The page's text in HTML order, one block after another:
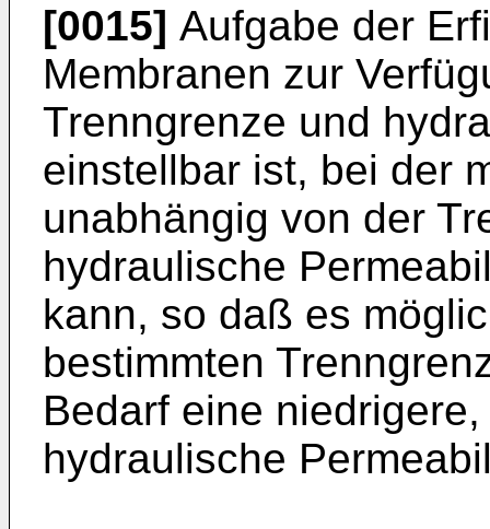
[0015] Aufgabe der
Membranen zur
Trenngrenze und
einstellbar ist, bei der
unabhängig von der
hydraulische
kann, so daß es
bestimmten
Bedarf eine
hydraulische